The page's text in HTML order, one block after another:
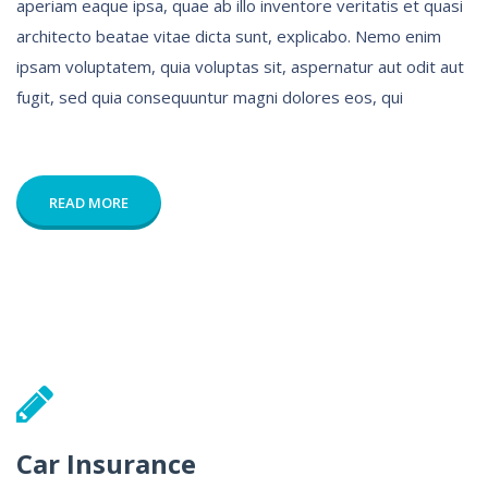
aperiam eaque ipsa, quae ab illo inventore veritatis et quasi
architecto beatae vitae dicta sunt, explicabo. Nemo enim
ipsam voluptatem, quia voluptas sit, aspernatur aut odit aut
fugit, sed quia consequuntur magni dolores eos, qui
READ MORE
Car Insurance